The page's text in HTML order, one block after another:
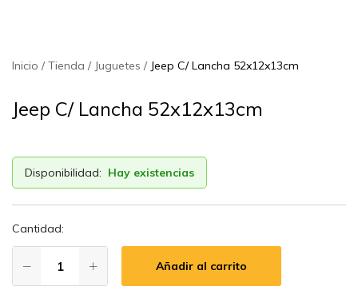
Inicio Tienda Juguetes Jeep C/ Lancha 52x12x13cm
Jeep C/ Lancha 52x12x13cm
Disponibilidad: Hay existencias
Cantidad:
Añadir al carrito